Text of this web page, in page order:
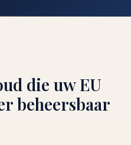
die uw EU
beheersbaar